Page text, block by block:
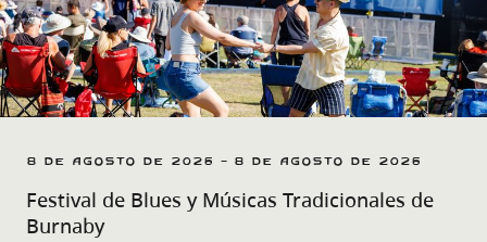
8 de agosto de 2026 - 8 de agosto de 2026
Festival de Blues y Músicas Tradicionales de
Burnaby